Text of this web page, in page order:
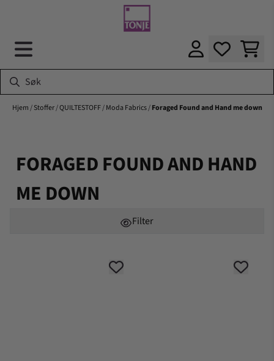
Hjem/Stoffer/QUILTESTOFF/Moda Fabrics/Foraged Found and Hand me down
FORAGED FOUND AND HAND
ME DOWN
Filter